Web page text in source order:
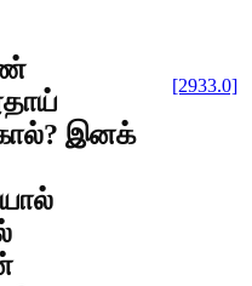
இனக்
[2933.0]